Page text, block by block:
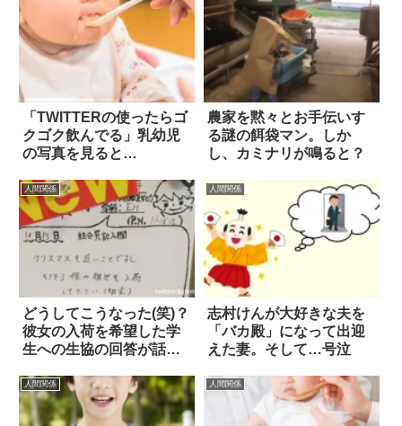
「TWITTERの使ったらゴ
クゴク飲んでる」乳幼児
の写真を見ると…
農家を黙々とお手伝いす
る謎の餌袋マン。しか
し、カミナリが鳴ると？
人間関係
どうしてこうなった(笑)？
彼女の入荷を希望した学
生への生協の回答が話題
人間関係
志村けんが大好きな夫を
「バカ殿」になって出迎
えた妻。そして…号泣
人間関係 人間関係